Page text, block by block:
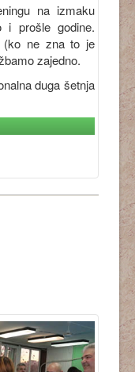
na izmaku
prošle godine.
(ko ne zna to je
zajedno.
duga šetnja